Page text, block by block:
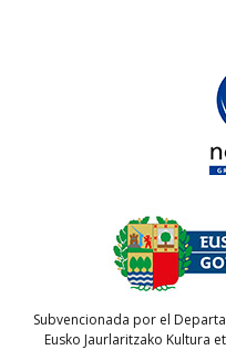
Subvencionada por el
Eusko Jaurlaritzako Kultura